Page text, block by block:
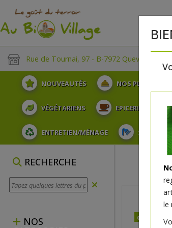
Rue de Tournai, 97 - B-7972 Quevaucamps
NOUVEAUTÉS NOS PLATEAUX
VÉGÉTARIENS EPICERIE
ENTRETIEN/MÉNAGE SOINS ET
RECHERCHE
NOS
le
dès